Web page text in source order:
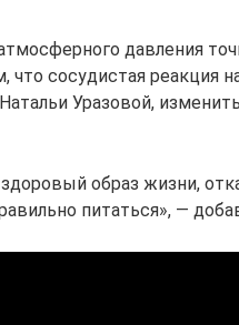
давления
что сосудистая реакция
Уразовой,
образ жизни,
питаться», —